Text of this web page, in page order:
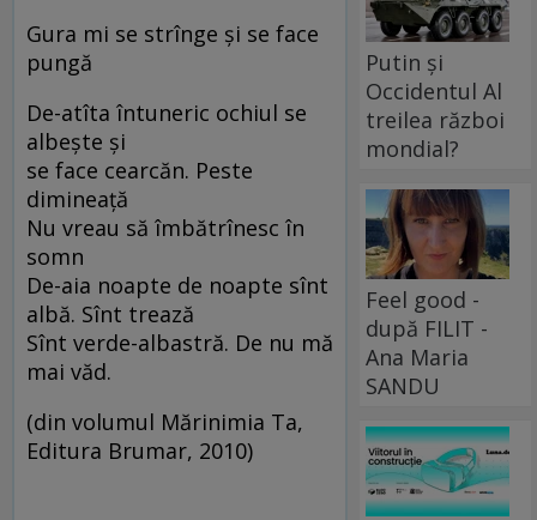
Gura mi se strînge şi se face
pungă
De-atîta întuneric ochiul se
albeşte şi
se face cearcăn. Peste
dimineaţă
Nu vreau să îmbătrînesc în
somn
De-aia noapte de noapte sînt
albă. Sînt trează
Sînt verde-albastră. De nu mă
mai văd.
(din volumul Mărinimia Ta,
Editura Brumar, 2010)
Putin și
Occidentul Al
treilea război
mondial?
Feel good -
după FILIT -
Ana Maria
SANDU